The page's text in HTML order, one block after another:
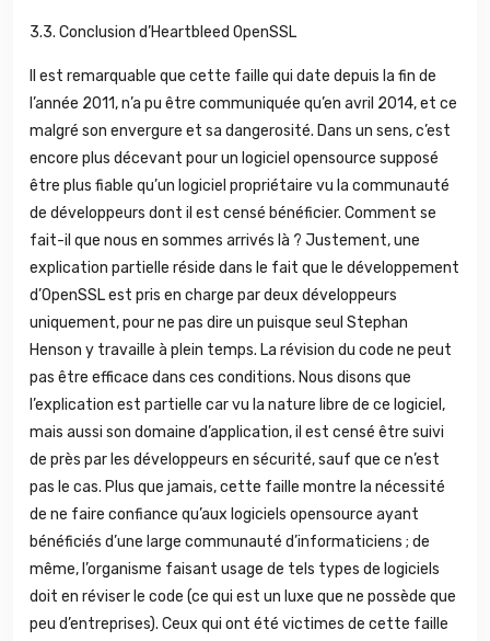
3.3. Conclusion d’Heartbleed OpenSSL
Il est remarquable que cette faille qui date depuis la fin de
l’année 2011, n’a pu être communiquée qu’en avril 2014, et ce
malgré son envergure et sa dangerosité. Dans un sens, c’est
encore plus décevant pour un logiciel opensource supposé
être plus fiable qu’un logiciel propriétaire vu la communauté
de développeurs dont il est censé bénéficier. Comment se
fait-il que nous en sommes arrivés là ? Justement, une
explication partielle réside dans le fait que le développement
d’OpenSSL est pris en charge par deux développeurs
uniquement, pour ne pas dire un puisque seul Stephan
Henson y travaille à plein temps. La révision du code ne peut
pas être efficace dans ces conditions. Nous disons que
l’explication est partielle car vu la nature libre de ce logiciel,
mais aussi son domaine d’application, il est censé être suivi
de près par les développeurs en sécurité, sauf que ce n’est
pas le cas. Plus que jamais, cette faille montre la nécessité
de ne faire confiance qu’aux logiciels opensource ayant
bénéficiés d’une large communauté d’informaticiens ; de
même, l’organisme faisant usage de tels types de logiciels
doit en réviser le code (ce qui est un luxe que ne possède que
peu d’entreprises). Ceux qui ont été victimes de cette faille